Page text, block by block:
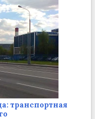
транспортная